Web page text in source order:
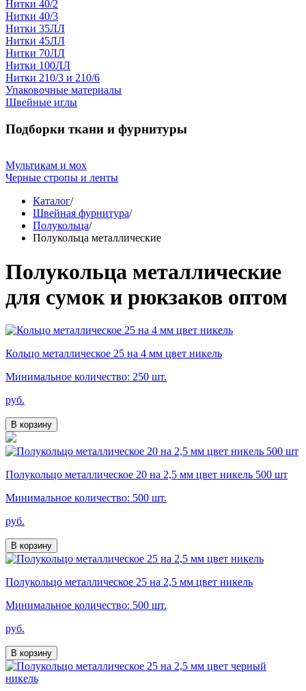
Нитки 40/2
Нитки 40/3
Нитки 35ЛЛ
Нитки 45ЛЛ
Нитки 70ЛЛ
Нитки 100ЛЛ
Нитки 210/3 и 210/6
Упаковочные материалы
Швейные иглы
Подборки ткани и фурнитуры
Мультикам и мох
Черные стропы и ленты
Каталог/
Швейная фурнитура/
Полукольца/
Полукольца металлические
Полукольца металлические
для сумок и рюкзаков оптом
Кольцо металлическое 25 на 4 мм цвет никель
Минимальное количество: 250 шт.
руб.
В корзину
Полукольцо металлическое 20 на 2,5 мм цвет никель 500 шт
Минимальное количество: 500 шт.
руб.
В корзину
Полукольцо металлическое 25 на 2,5 мм цвет никель
Минимальное количество: 500 шт.
руб.
В корзину